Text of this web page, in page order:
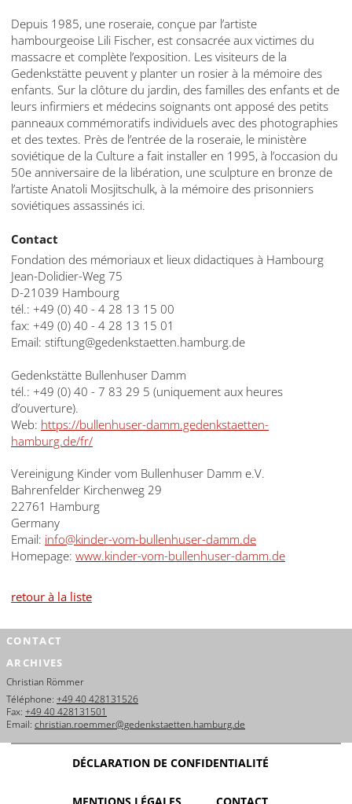
Depuis 1985, une roseraie, conçue par l’artiste
hambourgeoise Lili Fischer, est consacrée aux victimes du
massacre et complète l’exposition. Les visiteurs de la
Gedenkstätte peuvent y planter un rosier à la mémoire des
enfants. Sur la clôture du jardin, des familles des enfants et de
leurs infirmiers et médecins soignants ont apposé des petits
panneaux commémoratifs individuels avec des photographies
et des textes. Près de l’entrée de la roseraie, le ministère
soviétique de la Culture a fait installer en 1995, à l’occasion du
50e anniversaire de la libération, une sculpture en bronze de
l’artiste Anatoli Mosjitschulk, à la mémoire des prisonniers
soviétiques assassinés ici.
Contact
Fondation des mémoriaux et lieux didactiques à Hambourg
Jean-Dolidier-Weg 75
D-21039 Hambourg
tél.: +49 (0) 40 - 4 28 13 15 00
fax: +49 (0) 40 - 4 28 13 15 01
Email: stiftung@gedenkstaetten.hamburg.de
Gedenkstätte Bullenhuser Damm
tél.: +49 (0) 40 - 7 83 29 5 (uniquement aux heures
d’ouverture).
Web: https://bullenhuser-damm.gedenkstaetten-
hamburg.de/fr/
Vereinigung Kinder vom Bullenhuser Damm e.V.
Bahrenfelder Kirchenweg 29
22761 Hamburg
Germany
Email: info@kinder-vom-bullenhuser-damm.de
Homepage: www.kinder-vom-bullenhuser-damm.de
retour à la liste
CONTACT
ARCHIVES
Christian Römmer
Téléphone: +49 40 428131526
Fax: +49 40 428131501
Email: christian.roemmer@gedenkstaetten.hamburg.de
DÉCLARATION DE CONFIDENTIALITÉ